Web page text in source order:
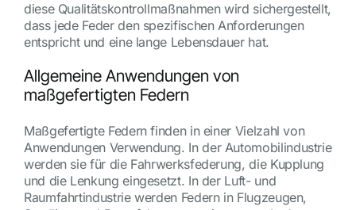
diese Qualitätskontrollmaßnahmen wird sichergestellt,
dass jede Feder den spezifischen Anforderungen
entspricht und eine lange Lebensdauer hat.
Allgemeine Anwendungen von
maßgefertigten Federn
Maßgefertigte Federn finden in einer Vielzahl von
Anwendungen Verwendung. In der Automobilindustrie
werden sie für die Fahrwerksfederung, die Kupplung
und die Lenkung eingesetzt. In der Luft- und
Raumfahrtindustrie werden Federn in Flugzeugen,